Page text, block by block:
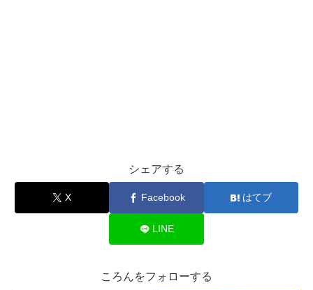
シェアする
X Facebook はてブ
LINE
ころんをフォローする